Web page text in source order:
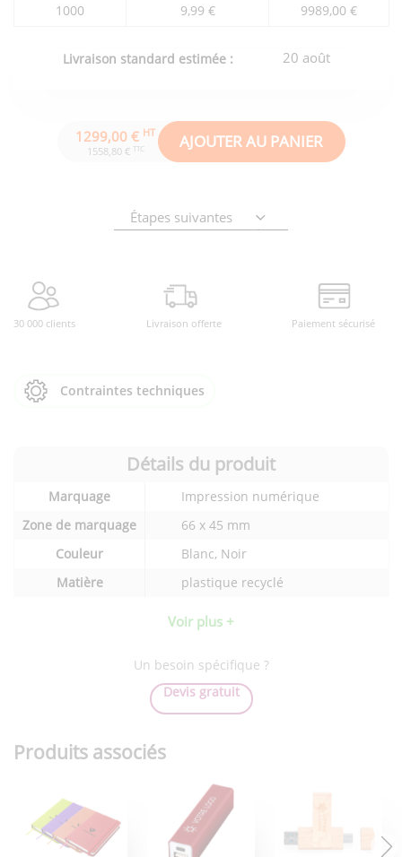
1000
9,99 € 9989,00 €
Livraison standard estimée : 20 août
1299,00 € HT
1558,80 € TTC AJOUTER AU PANIER
Étapes suivantes
30 000 clients Livraison offerte Paiement sécurisé
Contraintes techniques
Détails
techniques
du
produit
Détails du produit
Marquage
Impression numérique
Zone de marquage
66 x 45 mm
Couleur
Blanc, Noir
Matière
plastique recyclé
Voir plus +
Un besoin spécifique ?
Devis gratuit
Produits associés